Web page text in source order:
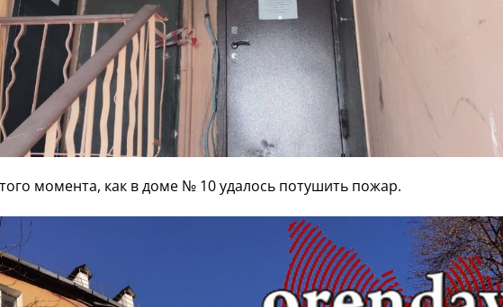
момента, как в доме № 10 удалось потушить пожар.